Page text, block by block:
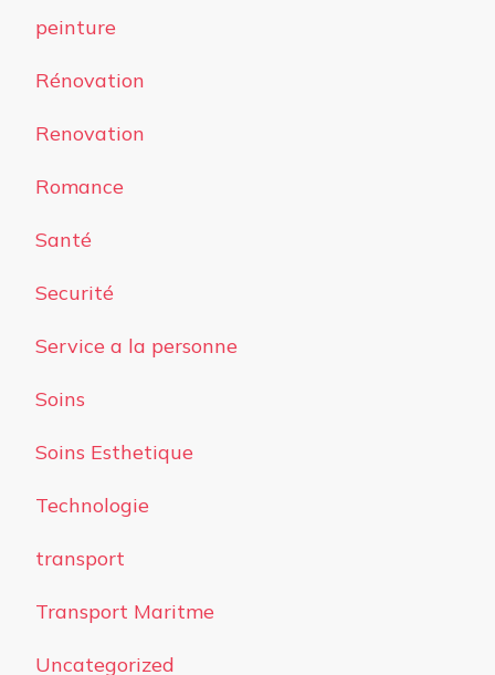
peinture
Rénovation
Renovation
Romance
Santé
Securité
Service a la personne
Soins
Soins Esthetique
Technologie
transport
Transport Maritme
Uncategorized